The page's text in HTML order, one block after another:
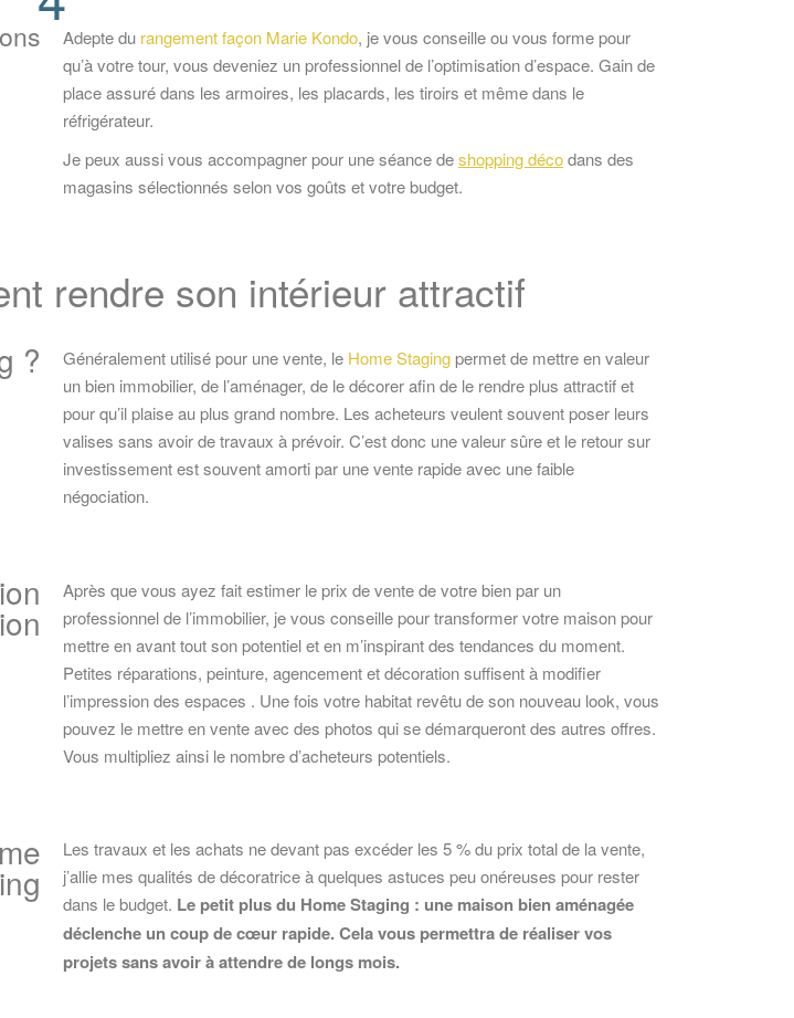
Adepte du rangement façon Marie Kondo, je vous conseille ou vous forme pour
qu’à votre tour, vous deveniez un professionnel de l’optimisation d’espace. Gain de
place assuré dans les armoires, les placards, les tiroirs et même dans le
réfrigérateur.
Je peux aussi vous accompagner pour une séance deshopping décodans des
magasins sélectionnés selon vos goûts et votre budget.
rendre son intérieur attractif
? Généralement utilisé pour une vente, le Home Stagingpermet de mettre en valeur
un bien immobilier, de l’aménager, de le décorer afin de le rendre plus attractif et
pour qu’il plaise au plus grand nombre. Les acheteurs veulent souvent poser leurs
valises sans avoir de travaux à prévoir. C’est donc une valeur sûre et le retour sur
investissement est souvent amorti par une vente rapide avec une faible
négociation.
Après que vous ayez fait estimer le prix de vente de votre bien par un
professionnel de l’immobilier, je vous conseille pour transformer votre maison pour
mettre en avant tout son potentiel et en m’inspirant des tendances du moment.
Petites réparations, peinture, agencement et décoration suffisent à modifier
l’impression des espaces . Une fois votre habitat revêtu de son nouveau look, vous
pouvez le mettre en vente avec des photos qui se démarqueront des autres offres.
Vous multipliez ainsi le nombre d’acheteurs potentiels.
Les travaux et les achats ne devant pas excéder les 5 % du prix total de la vente,
j’allie mes qualités de décoratrice à quelques astuces peu onéreuses pour rester
dans le budget. Le petit plus du Home Staging : une maison bien aménagée
déclenche un coup de cœur rapide. Cela vous permettra de réaliser vos
projets sans avoir à attendre de longs mois.